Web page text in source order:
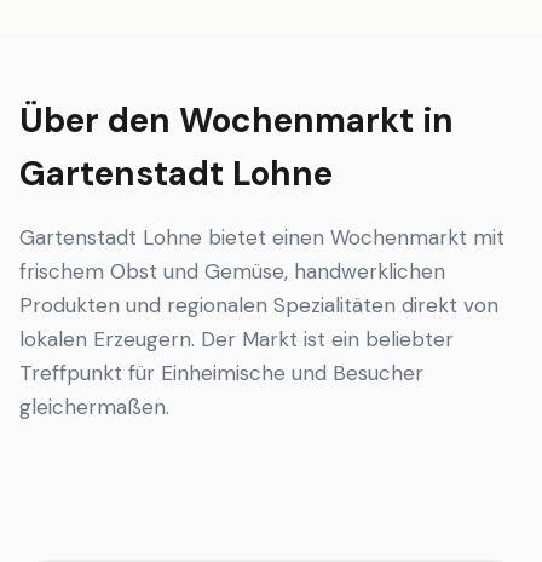
Über den Wochenmarkt in
Gartenstadt Lohne
Gartenstadt Lohne bietet einen Wochenmarkt mit
frischem Obst und Gemüse, handwerklichen
Produkten und regionalen Spezialitäten direkt von
lokalen Erzeugern. Der Markt ist ein beliebter
Treffpunkt für Einheimische und Besucher
gleichermaßen.